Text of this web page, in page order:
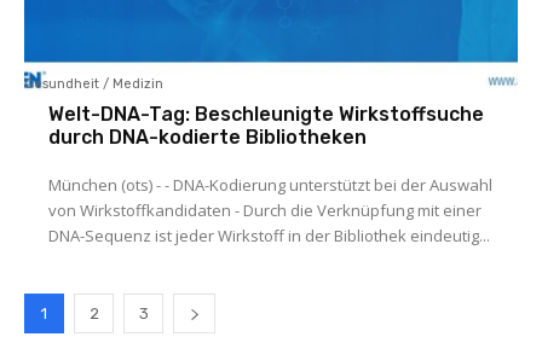
Gesundheit / Medizin
Welt-DNA-Tag: Beschleunigte Wirkstoffsuche
durch DNA-kodierte Bibliotheken
München (ots) - - DNA-Kodierung unterstützt bei der Auswahl
von Wirkstoffkandidaten - Durch die Verknüpfung mit einer
DNA-Sequenz ist jeder Wirkstoff in der Bibliothek eindeutig...
1 2 3